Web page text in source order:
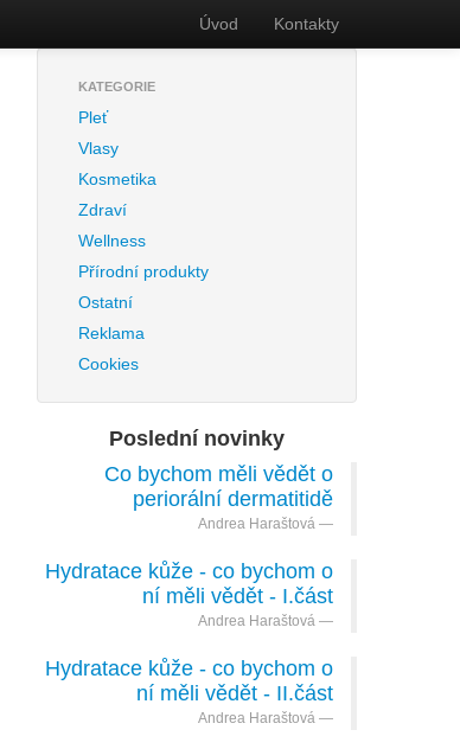
Úvod Kontakty
KATEGORIE
Pleť
Vlasy
Kosmetika
Zdraví
Wellness
Přírodní produkty
Ostatní
Reklama
Cookies
Poslední novinky
Co bychom měli vědět o
periorální dermatitidě
Andrea Haraštová
Hydratace kůže - co bychom o
ní měli vědět - I.část
Andrea Haraštová
Hydratace kůže - co bychom o
ní měli vědět - II.část
Andrea Haraštová